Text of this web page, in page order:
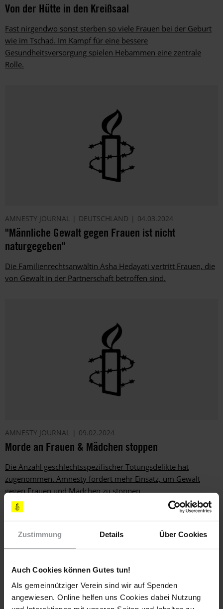
Zustimmung Details Über Cookies
Auch Cookies können Gutes tun!
Als gemeinnütziger Verein sind wir auf Spenden
angewiesen. Online helfen uns Cookies dabei Nutzung
Von der Hütte in den Kreißsaal
Fast nirgendwo sonst sterben so viele Frauen bei der Geburt
wie im Tschad. Im Kampf für eine bessere
Gesundheitsversorgung spielen Hebammen eine zentrale
Rolle.
AMNESTY JOURNAL DEUTSCHLAND 04.03.2024
"Männliche Gewalt gegen Frauen ist nicht
naturgegeben"
Die Familienrechtsanwältin Asha Hedayati vertritt Frauen, die
von Gewalt in der Partnerschaft betroffen sind.
AMNESTY JOURNAL 09.02.2024
Morde an Frauen & Mädchen stoppen
Die Anzahl geschlechtsspezifischer Tötungsdelikte hat
zugenommen. Amnesty fordert mehr Einsatz, um Gewalt
gegen Frauen und Mädchen zu stoppen.